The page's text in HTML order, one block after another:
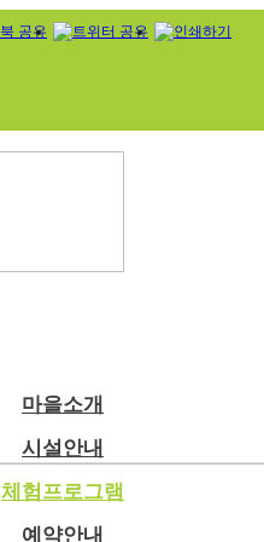
마을소개
시설안내
체험프로그램
예약안내